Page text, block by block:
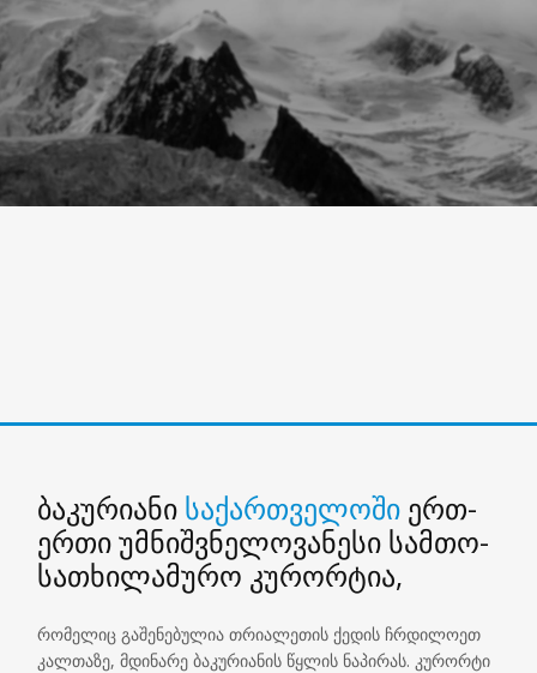
ბაკურიანი საქართველოში ერთ-
ერთი უმნიშვნელოვანესი სამთო-
სათხილამურო კურორტია,
რომელიც გაშენებულია თრიალეთის ქედის ჩრდილოეთ
კალთაზე, მდინარე ბაკურიანის წყლის ნაპირას. კურორტი